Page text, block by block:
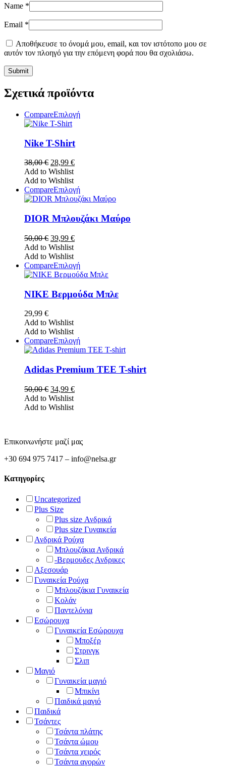
Name *
Email *
Αποθήκευσε το όνομά μου, email, και τον ιστότοπο μου σε
αυτόν τον πλοηγό για την επόμενη φορά που θα σχολιάσω.
Σχετικά προϊόντα
CompareΕπιλογήΑυτό
να
επιλεγούν
στη
σελίδα
Nike T-Shirt
38,00€ Original
price
was:
38,00 €.
28,99 €Η
είναι:
28,99 €.
Add to Wishlist
Add to Wishlist
CompareΕπιλογήΑυτό
το
έχει
πολλαπλές
να
επιλεγούν
στη
σελίδα
DIOR Μπλουζάκι Μαύρο
50,00€ Original
price
was:
50,00 €.
39,99 €Η
είναι:
39,99 €.
Add to Wishlist
Add to Wishlist
CompareΕπιλογήΑυτό
το
έχει
πολλαπλές
να
επιλεγούν
στη
σελίδα
NIKE Βερμούδα Μπλε
29,99 €
Add to Wishlist
Add to Wishlist
CompareΕπιλογήΑυτό
το
έχει
πολλαπλές
στη
του
Adidas Premium TEE T-shirt
50,00€ Original
price
was:
34,99 €Η
Add to Wishlist
Add to Wishlist
Επικοινωνήστε μαζί μας
+30 694 975 7417 – info@nelsa.gr
Κατηγορίες
Uncategorized
Plus Size
Plus size Ανδρικά
Plus size Γυναικεία
Ανδρικά Ρούχα
Μπλουζάκια Ανδρικά
-Βερμουδες Ανδρικες
Αξεσουάρ
Γυναικεία Ρούχα
Μπλουζάκια Γυναικεία
Κολάν
Παντελόνια
Εσώρουχα
Γυναικεία Εσώρουχα
Μποξέρ
Στρινγκ
Σλιπ
Μαγιό
Γυναικεία μαγιό
Μπικίνι
Παιδικά μαγιό
Παιδικά
Τσάντες
Τσάντα πλάτης
Τσάντα ώμου
Τσάντα χειρός
Τσάντα αγορών